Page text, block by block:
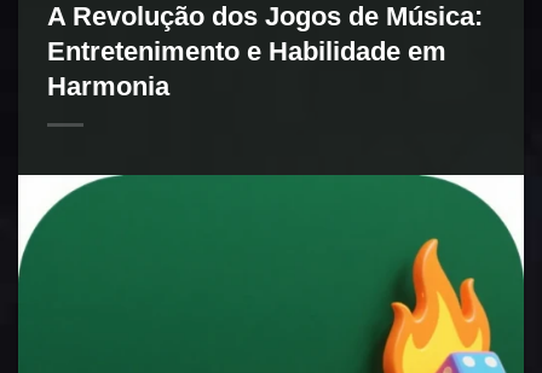
A Revolução dos Jogos de Música:
Entretenimento e Habilidade em
Harmonia